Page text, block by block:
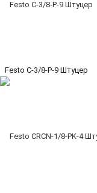
Festo C-3/8-P-9 Штуцер